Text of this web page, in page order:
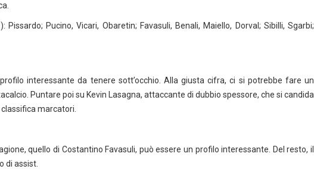
Pissardo; Pucino, Vicari, Obaretin; Favasuli, Benali, Maiello, Dorval; Sibilli, Sgarbi;
profilo interessante da tenere sott’occhio. Alla giusta cifra, ci si potrebbe fare un
Puntare poi su Kevin Lasagna, attaccante di dubbio spessore, che si candida
marcatori.
quello di Costantino Favasuli, può essere un profilo interessante. Del resto, il
di assist.